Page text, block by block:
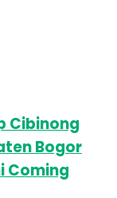
Cibinong
Bogor
Coming